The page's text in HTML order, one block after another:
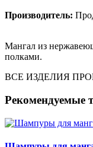
Производитель:
Мангал из
полками.
ВСЕ ИЗДЕЛИЯ
Рекомендуемые